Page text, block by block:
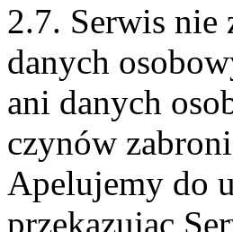
2.7. Serwis nie
danych
ani danych
czynów
Apelujemy do
przekazując